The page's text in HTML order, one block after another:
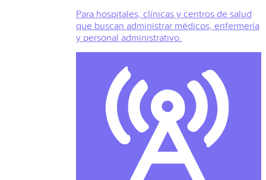
Para hospitales, clínicas y centros de salud
que buscan administrar médicos, enfermería
y personal administrativo.